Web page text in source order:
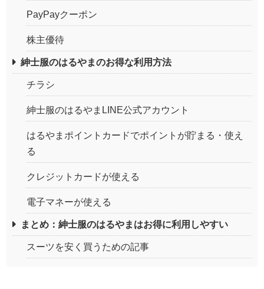
PayPayクーポン
株主優待
紳士服のはるやまのお得な利用方法
チラシ
紳士服のはるやまLINE公式アカウント
はるやまポイントカードでポイントが貯まる・使え
る
クレジットカードが使える
電子マネーが使える
まとめ：紳士服のはるやまはお得に利用しやすい
スーツを安く買うための記事